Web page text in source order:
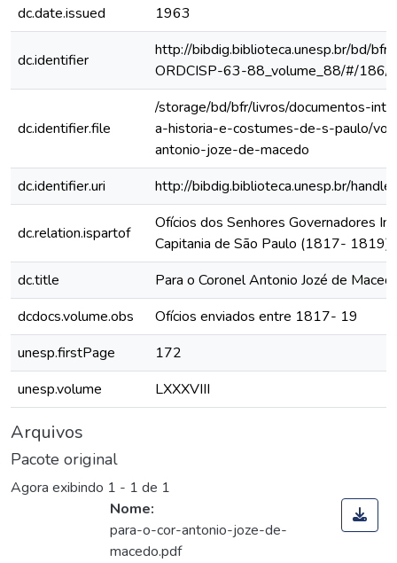
dc.date.issued
1963
dc.identifier
http://bibdig.biblioteca.unesp.br/bd/
ORDCISP-63-88_volume_88/#/186/
dc.identifier.file
/storage/bd/bfr/livros/documentos-
a-historia-e-costumes-de-s-paulo/
antonio-joze-de-macedo
dc.identifier.uri
http://bibdig.biblioteca.unesp.br/
dc.relation.ispartof
Ofícios dos Senhores Governadores
Capitania de São Paulo (1817- 1819)
dc.title
Para o Coronel Antonio Jozé de
dcdocs.volume.obs
Ofícios enviados entre 1817- 19
unesp.firstPage
172
unesp.volume
LXXXVIII
Arquivos
Pacote original
Agora exibindo 1 - 1 de 1
Nome:
para-o-cor-antonio-joze-de-
macedo.pdf